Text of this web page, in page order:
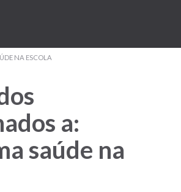
recolher
NA ESCOLA
a:
saúde na